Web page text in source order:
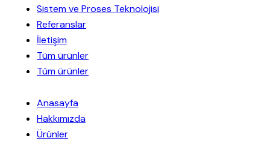
Sistem ve Proses Teknolojisi
Referanslar
İletişim
Tüm ürünler
Tüm ürünler
Anasayfa
Hakkımızda
Ürünler